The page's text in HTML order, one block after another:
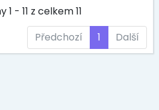
1 - 11 z celkem 11
Předchozí
1 Další